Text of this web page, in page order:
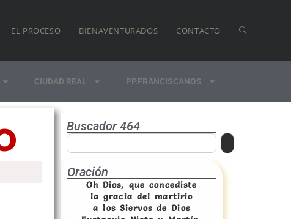
EL PROCESO BIENAVENTURADOS CONTACTO
CIUDAD REAL PP.FRANCISCANOS
Buscador 464
Oración
Oh Dios, que concediste
la gracia del martirio
a los Siervos de Dios